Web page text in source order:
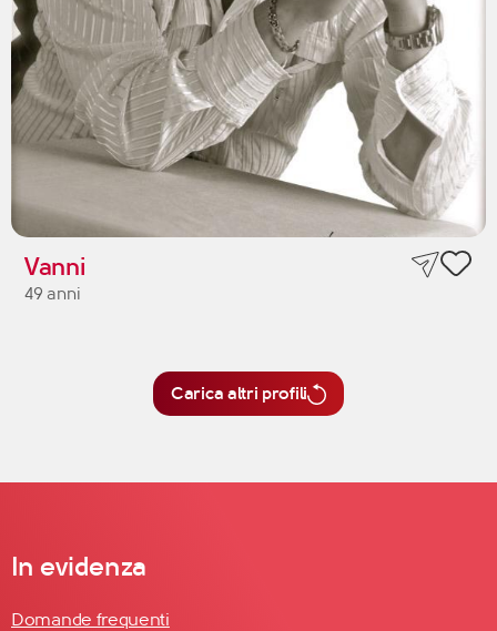
Vanni
49 anni
Carica altri profili
In evidenza
Domande frequenti